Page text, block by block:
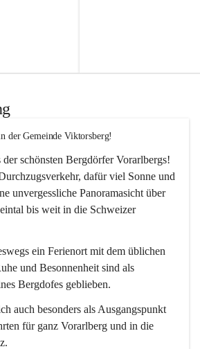
der Gemeinde Viktorsberg!
schönsten Bergdörfer Vorarlbergs!
dafür viel Sonne und
unvergessliche Panoramasicht über
bis weit in die Schweizer
ein Ferienort mit dem üblichen
und Besonnenheit sind als
Bergdofes geblieben.
auch besonders als Ausgangspunkt
für ganz Vorarlberg und in die